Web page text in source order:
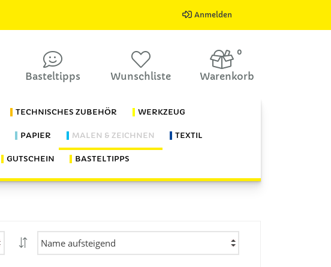
Anmelden
Basteltipps Wunschliste
0
Warenkorb
TECHNISCHES ZUBEHÖR WERKZEUG
PAPIER MALEN & ZEICHNEN TEXTIL
GUTSCHEIN BASTELTIPPS